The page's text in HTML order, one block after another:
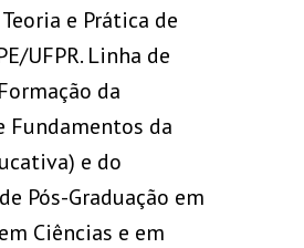
e Prática de
UFPR. Linha de
da
Fundamentos da
e do
Pós-Graduação em
Ciências e em